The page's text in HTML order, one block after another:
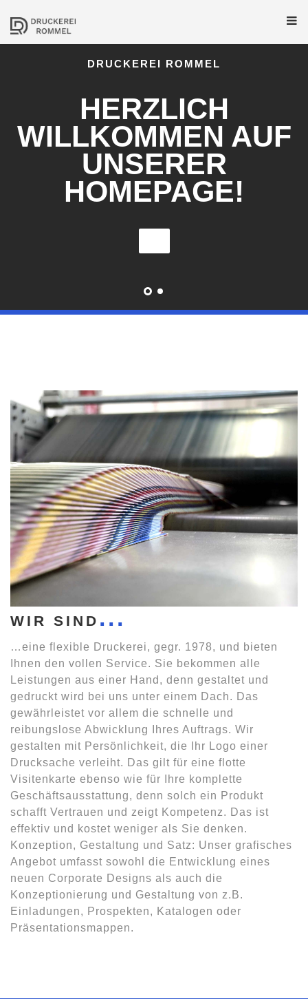
DRUCKEREI ROMMEL
HERZLICH
WILLKOMMEN AUF
UNSERER
HOMEPAGE!
WIR SIND
…eine flexible Druckerei, gegr. 1978, und bieten
Ihnen den vollen Service. Sie bekommen alle
Leistungen aus einer Hand, denn gestaltet und
gedruckt wird bei uns unter einem Dach. Das
gewährleistet vor allem die schnelle und
reibungslose Abwicklung Ihres Auftrags. Wir
gestalten mit Persönlichkeit, die Ihr Logo einer
Drucksache verleiht. Das gilt für eine flotte
Visitenkarte ebenso wie für Ihre komplette
Geschäftsausstattung, denn solch ein Produkt
schafft Vertrauen und zeigt Kompetenz. Das ist
effektiv und kostet weniger als Sie denken.
Konzeption, Gestaltung und Satz: Unser grafisches
Angebot umfasst sowohl die Entwicklung eines
neuen Corporate Designs als auch die
Konzeptionierung und Gestaltung von z.B.
Einladungen, Prospekten, Katalogen oder
Präsentationsmappen.